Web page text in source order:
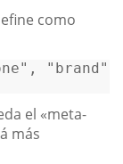
como
, "brand"
el «meta-
más